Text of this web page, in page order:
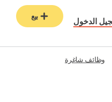
الدخول
بيع
وظائف شاغرة